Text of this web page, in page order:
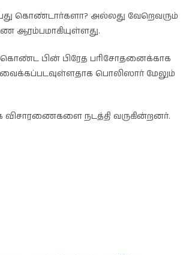
கொண்டார்களா? அல்லது வேறெவரும்
பின் பிரேத பரிசோதனைக்காக
பொலிஸார் மேலும்
விசாரணைகளை நடத்தி வருகின்றனர்.